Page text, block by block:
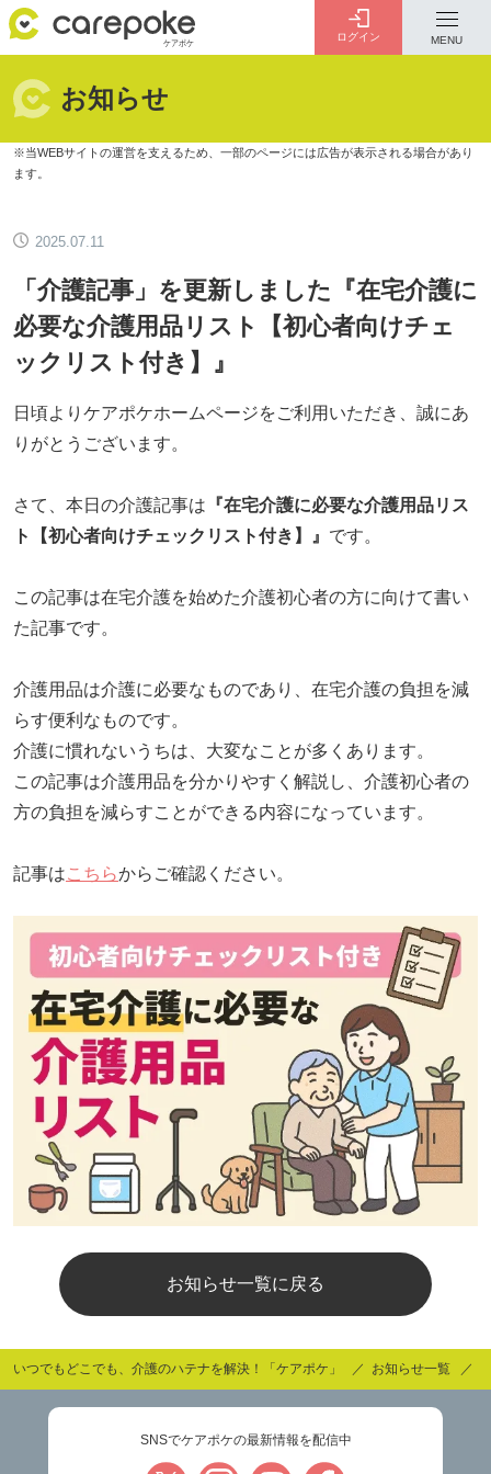
ログイン MENU
会員登録
ID・パスワードをお忘れの方はこちら
リハビリ・介護
予防
病気・感染症
カテゴリー一覧
はじめての介護
ケアポケとは
料金プラン
脳トレ -頭の体操-
介護事業所検索
キャンペーン一覧
天気予報
プライバシーポリシー
運営会社
サイトマップ
SNSでケアポケの最新情報を配信中！
お知らせ
2025.07.11
「介護記事」を更新しました『在宅介護に
必要な介護用品リスト【初心者向けチェ
ックリスト付き】』
日頃よりケアポケホームページをご利用いただき、誠にあ
りがとうございます。
さて、本日の介護記事は 『在宅介護に必要な介護用品リス
ト【初心者向けチェックリスト付き】』 です。
この記事は在宅介護を始めた介護初心者の方に向けて書い
た記事です。
介護用品は介護に必要なものであり、在宅介護の負担を減
らす便利なものです。
介護に慣れないうちは、大変なことが多くあります。
この記事は介護用品を分かりやすく解説し、介護初心者の
方の負担を減らすことができる内容になっています。
記事はこちらからご確認ください。
お知らせ一覧に戻る
いつでもどこでも、介護のハテナを解決！「ケアポケ」 お知らせ一覧
SNSでケアポケの最新情報を配信中